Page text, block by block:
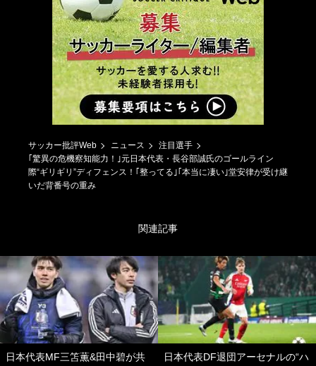
サッカー批評Web ニュース
注目選手
｢驚異の危機察知能力！｣元日本代表・長谷部誠氏のゴールライン
際“ギリギリ”ディフェンス！｢整ってる｣｢本当に凄い｣堂安律が受け継
いだ背番号の重み
関連記事
日本代表MF三笘薫&田中碧が共
日本代表DF退団アーセナルの“ハ